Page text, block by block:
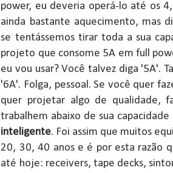
power, eu deveria operá-lo até os
ainda bastante aquecimento, mas
se tentássemos tirar toda a sua
projeto que consome 5A em full
eu vou usar? Você talvez diga '5A'.
'6A'. Folga, pessoal. Se você quer
quer projetar algo de qualidade,
trabalhem abaixo de sua
inteligente. Foi assim que muitos
20, 30, 40 anos e é por esta razão
até hoje: receivers, tape decks,